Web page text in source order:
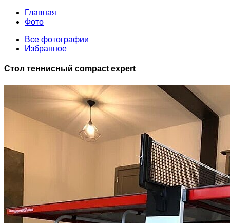
Главная
Фото
Все фотографии
Избранное
Стол теннисный compact expert